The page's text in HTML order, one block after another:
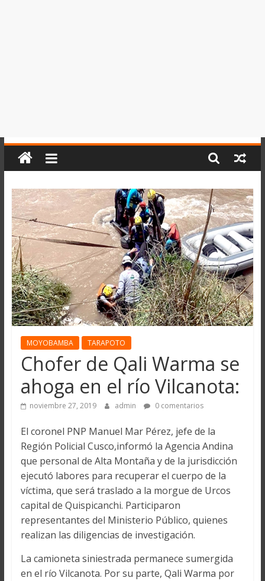
MOYOBAMBA TARAPOTO
Chofer de Qali Warma se
ahoga en el río Vilcanota:
noviembre 27, 2019 admin 0 comentarios
El coronel PNP Manuel Mar Pérez, jefe de la
Región Policial Cusco,informó la Agencia Andina
que personal de Alta Montaña y de la jurisdicción
ejecutó labores para recuperar el cuerpo de la
víctima, que será traslado a la morgue de Urcos
capital de Quispicanchi. Participaron
representantes del Ministerio Público, quienes
realizan las diligencias de investigación.
La camioneta siniestrada permanece sumergida
en el río Vilcanota. Por su parte, Qali Warma por